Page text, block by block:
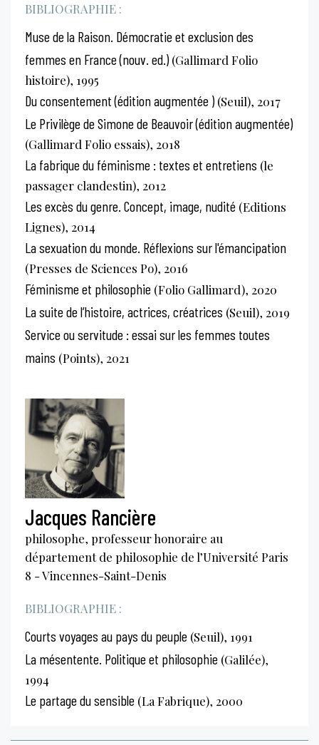
BIBLIOGRAPHIE :
Muse de la Raison. Démocratie et exclusion des
femmes en France (nouv. ed.)(Gallimard Folio
histoire), 1995
Du consentement (édition augmentée )(Seuil), 2017
Le Privilège de Simone de Beauvoir (édition augmentée)
(Gallimard Folio essais), 2018
La fabrique du féminisme : textes et entretiens (le
passager clandestin), 2012
Les excès du genre. Concept, image, nudité (Editions
Lignes), 2014
La sexuation du monde. Réflexions sur l'émancipation
(Presses de Sciences Po), 2016
Féminisme et philosophie (Folio Gallimard), 2020
La suite de l’histoire, actrices, créatrices (Seuil), 2019
Service ou servitude : essai sur les femmes toutes
mains (Points), 2021
Jacques Rancière
philosophe, professeur honoraire au
département de philosophie de l’Université Paris
8 - Vincennes-Saint-Denis
BIBLIOGRAPHIE :
Courts voyages au pays du peuple (Seuil), 1991
La mésentente. Politique et philosophie (Galilée),
1994
Le partage du sensible (La Fabrique), 2000